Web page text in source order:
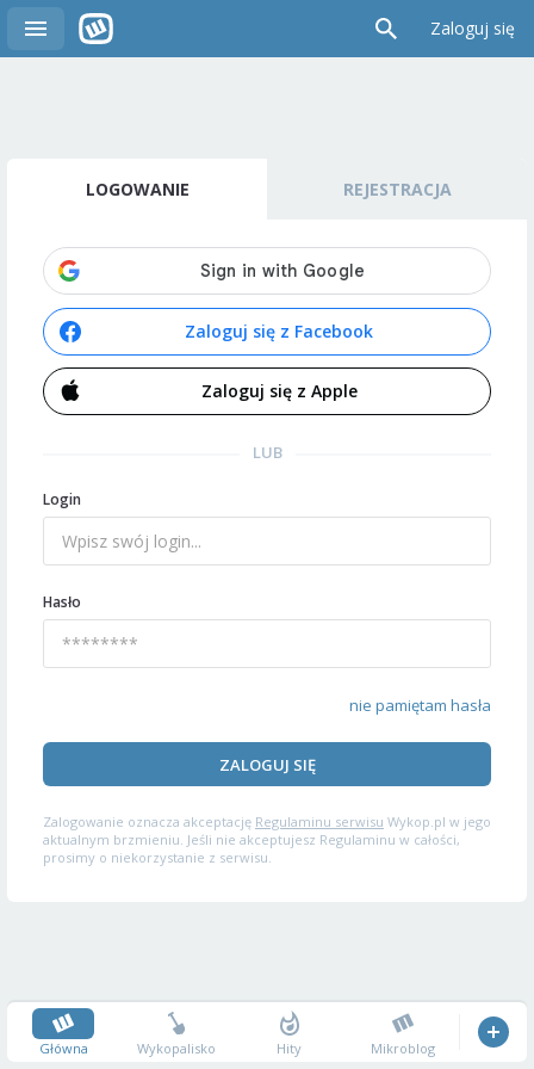
Zaloguj się
LOGOWANIE REJESTRACJA
Zaloguj się z Facebook
Zaloguj się z Apple
LUB
Login
Hasło
nie pamiętam hasła
ZALOGUJ SIĘ
Zalogowanie oznacza akceptację Regulaminu serwisu Wykop.pl w jego
aktualnym brzmieniu. Jeśli nie akceptujesz Regulaminu w całości,
prosimy o niekorzystanie z serwisu.
Główna Wykopalisko Hity Mikroblog